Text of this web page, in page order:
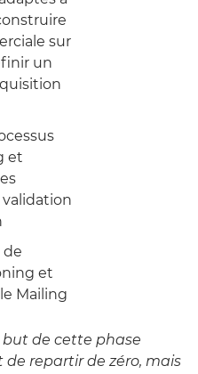
sur
un
et
de
et
Mailing
but de cette phase
repartir de zéro, mais